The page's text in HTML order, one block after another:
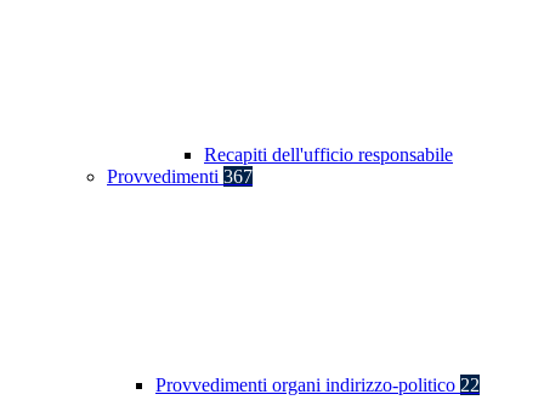
Recapiti dell'ufficio responsabile
Provvedimenti 367
Provvedimenti organi indirizzo-politico 22